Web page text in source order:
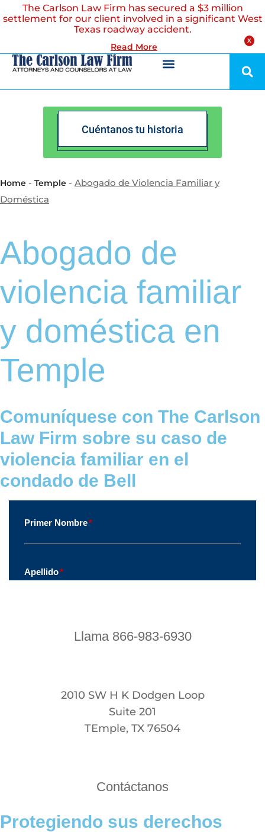
X
The Carlson Law Firm has secured a $3 million
settlement for our client involved in a significant West
Texas roadway accident.
Read More
Cuéntanos tu historia
Home - Temple - Abogado de Violencia Familiar y
Doméstica
Abogado de
violencia familiar
y doméstica en
Temple
Comuníquese con The Carlson
Law Firm sobre su caso de
violencia familiar en el
condado de Bell
Llama 866-983-6930
2010 SW H K Dodgen Loop
Suite 201
TEmple, TX 76504
Contáctanos
Protegiendo sus derechos